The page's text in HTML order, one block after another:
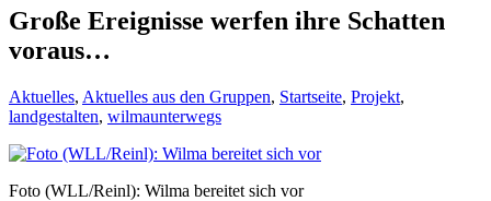
Große Ereignisse werfen ihre Schatten
voraus…
Aktuelles, Aktuelles aus den Gruppen, Startseite, Projekt,
landgestalten, wilmaunterwegs
Foto (WLL/Reinl): Wilma bereitet sich vor